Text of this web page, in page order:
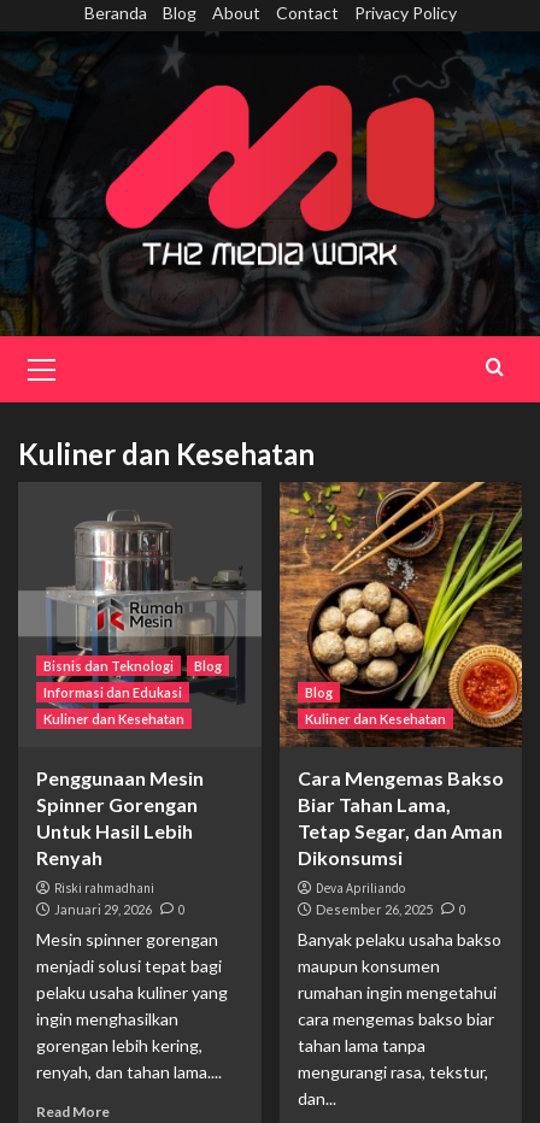
content
Beranda Blog About Contact Privacy Policy
Menu
Kuliner dan Kesehatan
Bisnis dan Teknologi
Blog
Informasi dan Edukasi
Kuliner dan Kesehatan
Penggunaan Mesin
Spinner Gorengan
Untuk Hasil Lebih
Renyah
Riski rahmadhani
Januari 29, 2026 0
Mesin spinner gorengan
menjadi solusi tepat bagi
pelaku usaha kuliner yang
ingin menghasilkan
gorengan lebih kering,
renyah, dan tahan lama....
Read More
Blog
Kuliner dan Kesehatan
Cara Mengemas Bakso
Biar Tahan Lama,
Tetap Segar, dan Aman
Dikonsumsi
Deva Apriliando
Desember 26, 2025 0
Banyak pelaku usaha bakso
maupun konsumen
rumahan ingin mengetahui
cara mengemas bakso biar
tahan lama tanpa
mengurangi rasa, tekstur,
dan...